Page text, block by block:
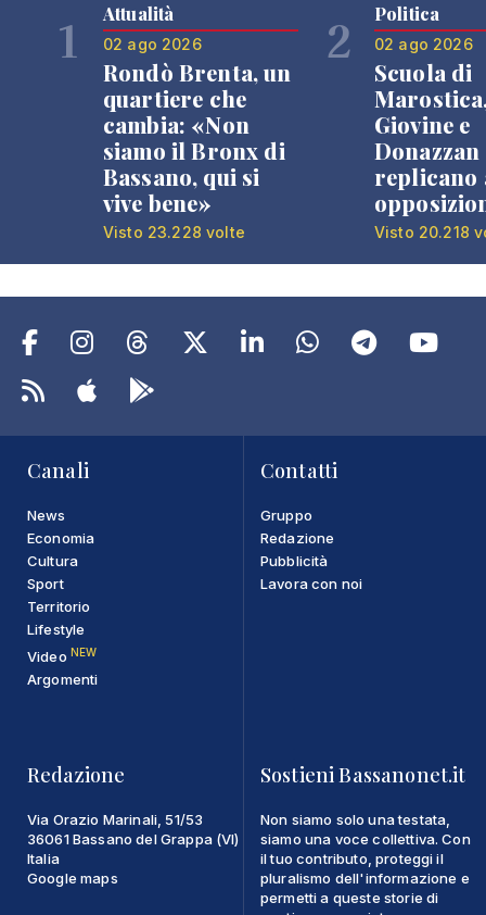
1 Attualità
02 ago 2026
Rondò Brenta, un
quartiere che
cambia: «Non
siamo il Bronx di
Bassano, qui si
vive bene»
Visto 23.228 volte
2 Politica
02 ago 2026
Scuola di
Giovine e
Donazzan
replicano
Visto 20.218
Canali
News
Economia
Cultura
Sport
Territorio
Lifestyle
Video NEW
Argomenti
Contatti
Gruppo
Redazione
Pubblicità
Lavora con noi
Redazione
Via Orazio Marinali, 51/53
36061 Bassano del Grappa (VI)
Italia
Google maps
Sostieni Bassanonet.it
Non siamo solo una testata,
siamo una voce collettiva. Con
il tuo contributo, proteggi il
pluralismo dell'informazione e
permetti a queste storie di